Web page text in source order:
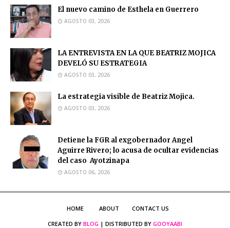
El nuevo camino de Esthela en Guerrero
AGOSTO 03, 2026
LA ENTREVISTA EN LA QUE BEATRIZ MOJICA
DEVELÓ SU ESTRATEGIA
AGOSTO 03, 2026
La estrategia visible de Beatriz Mojica.
AGOSTO 03, 2026
Detiene la FGR al exgobernador Angel
Aguirre Rivero; lo acusa de ocultar evidencias
del caso Ayotzinapa
AGOSTO 06, 2026
HOME ABOUT
CONTACT US
CREATED BY BLOG | DISTRIBUTED BY GOOYAABI